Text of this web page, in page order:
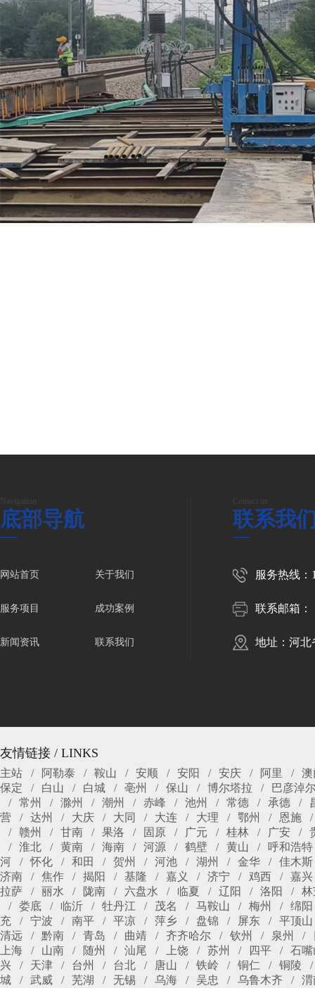
底部导航
网站首页 关于我们
服务项目 成功案例
新闻资讯 联系我们
联系我
服务热线：
联系邮箱：
地址：河北
友情链接 / LINKS
主站 阿勒泰 鞍山 安顺 安阳 安庆 阿里
澳
保定
白山 白城 亳州 保山 博尔塔拉
巴彦淖
常州
滁州 潮州 赤峰 池州 常德 承德
营
达州 大庆 大同 大连 大理 鄂州
恩施
赣州
甘南 果洛 固原 广元 桂林 广安
淮北
黄南 海南 河源 鹤壁 黄山
呼和浩特
河
怀化 和田 贺州 河池 湖州 金华
佳木斯
济南
焦作 揭阳 基隆 嘉义 济宁 鸡西
嘉兴
拉萨
丽水 陇南 六盘水 临夏 辽阳 洛阳
林
娄底
临沂 牡丹江 茂名 马鞍山 梅州
绵阳
充
宁波 南平 平凉 萍乡 盘锦 屏东
平顶山
清远
黔南 青岛 曲靖 齐齐哈尔 钦州 泉州
上海
山南 随州 汕尾 上饶 苏州 四平
石嘴
兴
天津 台州 台北 唐山 铁岭 铜仁
铜陵
城
武威 芜湖 无锡 乌海 吴忠 乌鲁木齐
渭